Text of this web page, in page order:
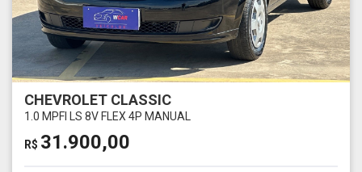
CHEVROLET CLASSIC
1.0 MPFI LS 8V FLEX 4P MANUAL
R$ 31.900,00